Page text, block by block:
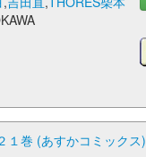
巻 (あすかコミックス)